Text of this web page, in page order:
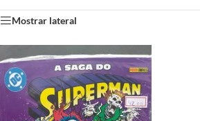
Mostrar lateral